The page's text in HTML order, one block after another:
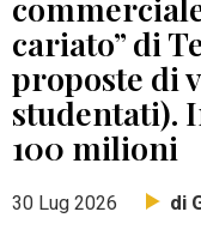
cariato” di
proposte di
studentati).
100 milioni
30 Lug 2026 di